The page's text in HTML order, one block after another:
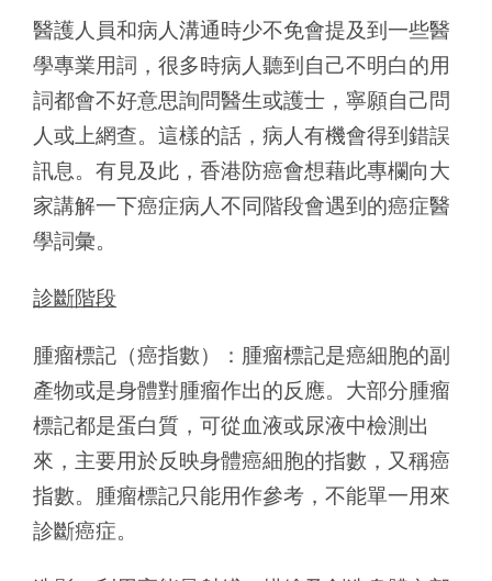
醫護人員和病人溝通時少不免會提及到一些醫
學專業用詞，很多時病人聽到自己不明白的用
詞都會不好意思詢問醫生或護士，寧願自己問
人或上網查。這樣的話，病人有機會得到錯誤
訊息。有見及此，香港防癌會想藉此專欄向大
家講解一下癌症病人不同階段會遇到的癌症醫
學詞彙。
診斷階段
腫瘤標記（癌指數）：腫瘤標記是癌細胞的副
產物或是身體對腫瘤作出的反應。大部分腫瘤
標記都是蛋白質，可從血液或尿液中檢測出
來，主要用於反映身體癌細胞的指數，又稱癌
指數。腫瘤標記只能用作參考，不能單一用來
診斷癌症。